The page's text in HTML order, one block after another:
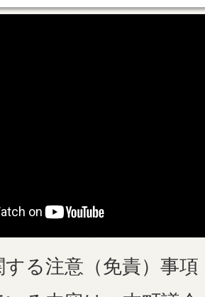
する注意（免責）事項